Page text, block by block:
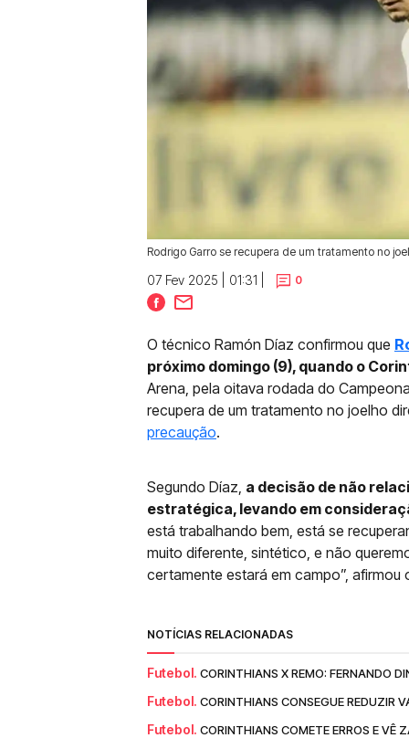
Rodrigo Garro se recupera de um tratamento no
07 Fev 2025 | 01:31 | 0
O técnico Ramón Díaz confirmou que
próximo domingo (9), quando o
Arena, pela oitava rodada do
recupera de um tratamento no joelho
precaução.
Segundo Díaz, a decisão de não
estratégica, levando em
está trabalhando bem, está se
muito diferente, sintético, e não
certamente estará em campo”, afirmou
NOTÍCIAS RELACIONADAS
Futebol. CORINTHIANS X REMO: FERNANDO
Futebol. CORINTHIANS CONSEGUE REDUZIR
Futebol. CORINTHIANS COMETE ERROS E VÊ